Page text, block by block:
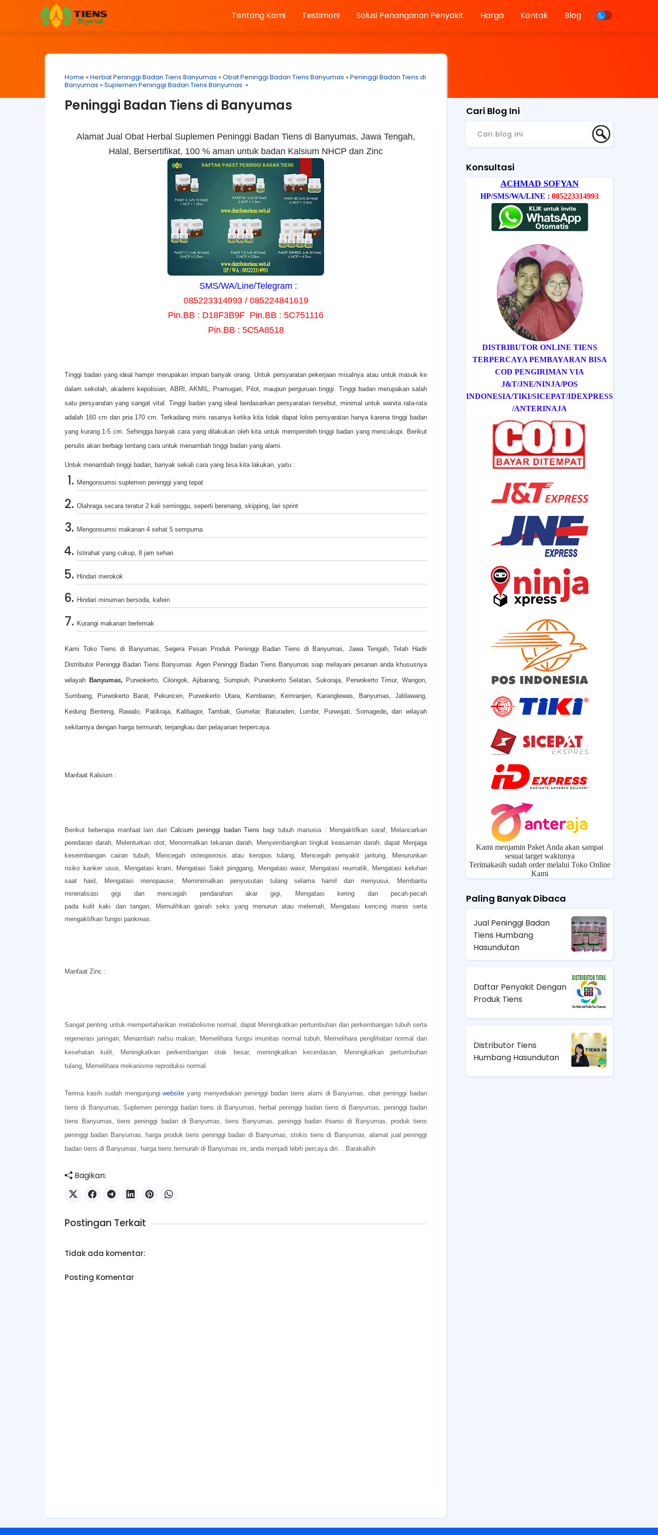
Tentang Kami Testimoni Solusi Penanganan Penyakit Harga Kontak Blog
Home »Herbal Peninggi Badan Tiens Banyumas »Obat Peninggi Badan Tiens Banyumas »Peninggi Badan Tiens di
Banyumas »Suplemen Peninggi Badan Tiens Banyumas. »
Peninggi Badan Tiens di Banyumas
Alamat Jual Obat Herbal Suplemen Peninggi Badan Tiens di Banyumas, Jawa Tengah,
Halal, Bersertifikat, 100 % aman untuk badan Kalsium NHCP dan Zinc
SMS/WA/Line/Telegram :
085223314993 / 085224841619
Pin.BB : D18F3B9F Pin.BB : 5C751116
Pin.BB : 5C5A8518
Tinggi badan yang ideal hampir merupakan impian banyak orang. Untuk persyaratan pekerjaan misalnya atau untuk masuk ke
dalam sekolah, akademi kepolisian, ABRI, AKMIL, Pramugari, Pilot, maupun perguruan tinggi. Tinggi badan merupakan salah
satu persyaratan yang sangat vital. Tinggi badan yang ideal berdasarkan persyaratan tersebut, minimal untuk wanita rata-rata
adalah 160 cm dan pria 170 cm. Terkadang miris rasanya ketika kita tidak dapat lolos persyaratan hanya karena tinggi badan
yang kurang 1-5 cm. Sehingga banyak cara yang dilakukan oleh kita untuk memperoleh tinggi badan yang mencukupi. Berikut
penulis akan berbagi tentang cara untuk menambah tinggi badan yang alami.
Untuk menambah tinggi badan, banyak sekali cara yang bisa kita lakukan, yaitu :
Mengonsumsi suplemen peninggi yang tepat
Olahraga secara teratur 2 kali seminggu, seperti berenang, skipping, lari sprint
Mengonsumsi makanan 4 sehat 5 sempurna
Istirahat yang cukup, 8 jam sehari
Hindari merokok
Hindari minuman bersoda, kafein
Kurangi makanan berlemak
Kami Toko Tiens di Banyumas, Segera Pesan Produk Peninggi Badan Tiens di Banyumas, Jawa Tengah, Telah Hadir
Distributor Peninggi Badan Tiens Banyumas. Agen Peninggi Badan Tiens Banyumas siap melayani pesanan anda khususnya
wilayah Banyumas, Purwokerto, Cilongok, Ajibarang, Sumpiuh, Purwokerto Selatan, Sukoraja, Perwokerto Timur, Wangon,
Sumbang, Purwokerto Barat, Pekuncen, Purwokerto Utara, Kembaran, Kemranjen, Karanglewas, Banyumas, Jatilawang,
Kedung Benteng, Rawalo, Patikraja, Kalibagor, Tambak, Gumelar, Baturaden, Lumbir, Purwojati, Somagede, dan wilayah
sekitarnya dengan harga termurah, terjangkau dan pelayanan terpercaya.
Manfaat Kalsium :
Berikut beberapa manfaat lain dari Calcium peninggi badan Tiens bagi tubuh manusia : Mengaktifkan saraf,
Melancarkan
peredaran darah, Melenturkan otot, Menormalkan tekanan darah, Menyeimbangkan tingkat keasaman darah, dapat Menjaga
keseimbangan cairan tubuh,
Mencegah osteoporosis atau keropos tulang, Mencegah penyakit jantung,
Menurunkan
risiko kanker usus,
Mengatasi kram, Mengatasi Sakit pinggang, Mengatasi wasir, Mengatasi reumatik, Mengatasi keluhan
saat haid,
Mengatasi menopause, Meminimalkan penyusutan tulang selama hamil dan menyusui,
Membantu
mineralisasi gigi dan mencegah pendarahan akar gigi,
Mengatasi kering dan pecah-pecah
pada kulit kaki dan tangan,
Memulihkan gairah seks yang menurun atau melemah,
Mengatasi kencing manis serta
mengaktifkan fungsi pankreas.
Manfaat Zinc :
Sangat penting untuk mempertahankan metabolisme normal, dapat Meningkatkan pertumbuhan dan perkembangan tubuh serta
regenerasi jaringan, Menambah nafsu makan, Memelihara fungsi imunitas normal tubuh, Memelihara penglihatan normal dan
kesehatan kulit,
Meningkatkan perkembangan otak besar, meningkatkan kecerdasan,
Meningkatkan pertumbuhan
tulang, Memelihara mekanisme reproduksi normal.
Terima kasih sudah mengunjungi website yang menyediakan peninggi badan tiens alami di Banyumas, obat peninggi badan
tiens di Banyumas, Suplemen peninggi badan tiens di Banyumas, herbal peninggi badan tiens di Banyumas, peninggi badan
tiens Banyumas, tiens peninggi badan di Banyumas, tiens Banyumas, peninggi badan thiansi di Banyumas, produk tiens
peninggi badan Banyumas, harga produk tiens peninggi badan di Banyumas, stokis tiens di Banyumas, alamat jual peninggi
badan tiens di Banyumas, harga tiens termurah di Banyumas ini, anda menjadi lebih percaya diri... Barakalloh
Bagikan:
Postingan Terkait
Tidak ada komentar:
Posting Komentar
Cari Blog Ini
Konsultasi
ACHMAD SOFYAN
HP/SMS/WA/LINE : 085223314993
DISTRIBUTOR ONLINE TIENS
TERPERCAYA PEMBAYARAN BISA
COD PENGIRIMAN VIA
J&T/JNE/NINJA/POS
INDONESIA/TIKI/SICEPAT/IDEXPRESS
/ANTERINAJA
Kami menjamin Paket Anda akan sampai
sesuai target waktunya
Terimakasih sudah order melalui Toko Online
Kami
Paling Banyak Dibaca
Jual Peninggi Badan
Tiens Humbang
Hasundutan
Daftar Penyakit Dengan
Produk Tiens
Distributor Tiens
Humbang Hasundutan